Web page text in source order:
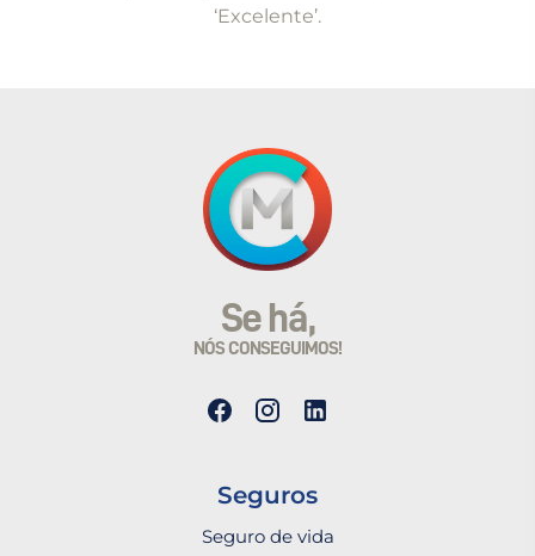
‘Excelente’.
Se há,
NÓS CONSEGUIMOS!
Seguros
Seguro de vida